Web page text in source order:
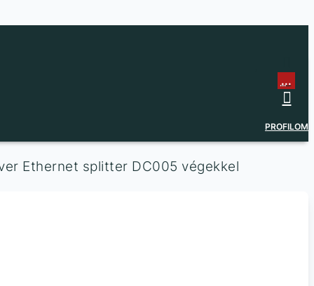
...
...
PROFILOM
Ethernet splitter DC005 végekkel